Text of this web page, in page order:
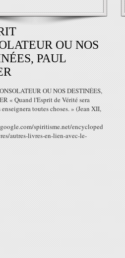
OU NOS
PAUL
OU NOS DESTINÉES,
« Quand l'Esprit de Vérité sera
toutes choses. » (Jean XII,
spiritisme.net/encycloped
autres-livres-en-lien-avec-le-